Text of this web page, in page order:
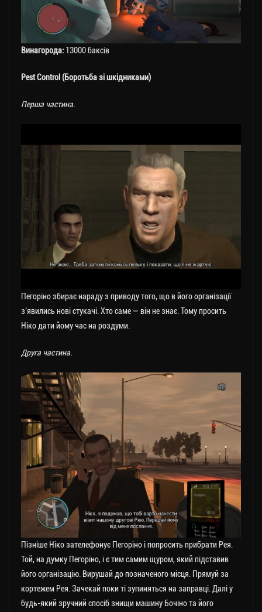
Винагорода: 13000 баксів
Pest Control (Боротьба зі шкідниками)
Перша частина.
Пегоріно збирає нараду з приводу того, що в його організації
з’явились нові стукачі. Хто саме — він не знає. Тому просить
Ніко дати йому час на роздуми.
Друга частина.
Пізніше Ніко зателефонує Пегоріно і попросить прибрати Рея.
Той, на думку Пегоріно, і є тим самим щуром, який підставив
його організацію. Вирушай до позначеного місця. Прямуй за
кортежем Рея. Зачекай поки ті зупиняться на заправці. Далі у
будь-який зручний спосіб знищи машину Бочіно та його